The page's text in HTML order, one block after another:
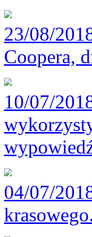
23/08/
Coopera,
10/07/
04/07/